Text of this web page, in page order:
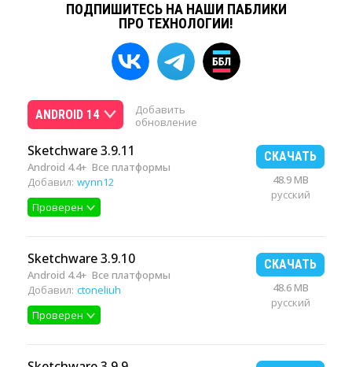
ПОДПИШИТЕСЬ НА НАШИ ПАБЛИКИ
ПРО ТЕХНОЛОГИИ!
ANDROID 14
Добавить
обновление
Sketchware 3.9.11
Android 4.4+ Все платформы
Добавил: wynn12
Проверен
СКАЧАТЬ
48.9 MB
русский
Sketchware 3.9.10
Android 4.4+ Все платформы
Добавил: ctoneliuh
Проверен
СКАЧАТЬ
48.6 MB
русский